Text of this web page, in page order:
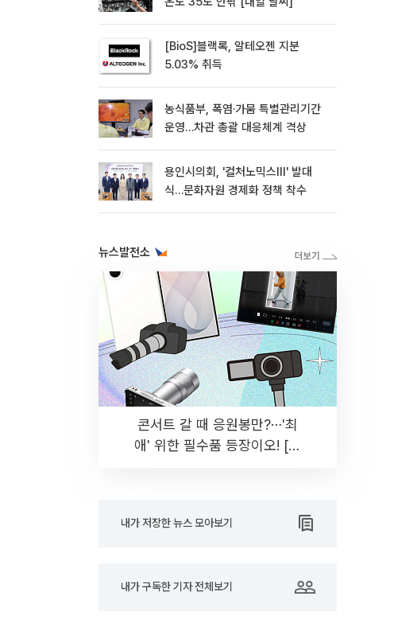
[BioS]블랙록, 알테오젠 지분
5.03% 취득
농식품부, 폭염·가뭄 특별관리기간
운영…차관 총괄 대응체계 격상
용인시의회, '컬처노믹스Ⅲ' 발대
식…문화자원 경제화 정책 착수
뉴스발전소
콘서트 갈 때 응원봉만?⋯'최
애' 위한 필수품 등장이오! [솔
내가 저장한 뉴스 모아보기
내가 구독한 기자 전체보기